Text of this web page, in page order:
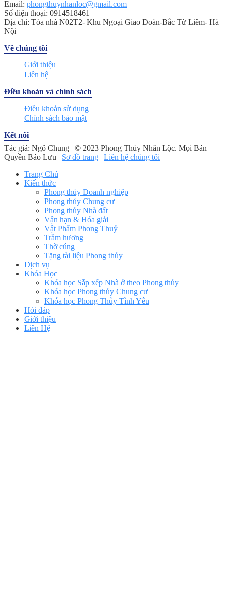
Email: phongthuynhanloc@gmail.com
Số điện thoại: 0914518461
Địa chỉ: Tòa nhà N02T2- Khu Ngoại Giao Đoàn-Bắc Từ Liêm- Hà
Nội
Về chúng tôi
Giới thiệu
Liên hệ
Điều khoản và chính sách
Điều khoản sử dụng
Chính sách bảo mật
Kết nối
Tác giả: Ngô Chung | © 2023 Phong Thủy Nhân Lộc. Mọi Bản
Quyền Bảo Lưu | Sơ đồ trang | Liên hệ chúng tôi
Trang Chủ
Kiến thức
Phong thủy Doanh nghiệp
Phong thủy Chung cư
Phong thủy Nhà đất
Vận hạn & Hóa giải
Vật Phẩm Phong Thuỷ
Trầm hương
Thờ cúng
Tặng tài liệu Phong thủy
Dịch vụ
Khóa Học
Khóa học Sắp xếp Nhà ở theo Phong thủy
Khóa học Phong thủy Chung cư
Khóa học Phong Thủy Tình Yêu
Hỏi đáp
Giới thiệu
Liên Hệ